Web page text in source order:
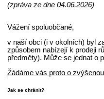
(zpráva ze dne 04.06.2026)
Vážení spoluobčané,
v naší obci (i v okolních) byl
způsobem nabízejí k prodeji
předměty). Může se jednat o
Žádáme vás proto o
Jak se chránit?